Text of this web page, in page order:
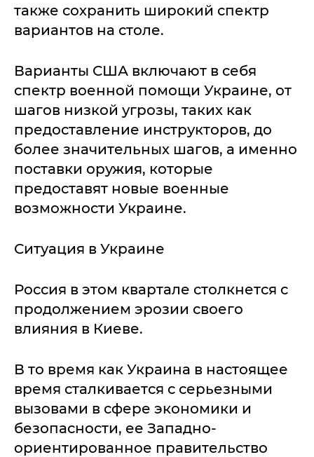
также сохранить широкий спектр
вариантов на столе.
Варианты США включают в себя
спектр военной помощи Украине, от
шагов низкой угрозы, таких как
предоставление инструкторов, до
более значительных шагов, а именно
поставки оружия, которые
предоставят новые военные
возможности Украине.
Ситуация в Украине
Россия в этом квартале столкнется с
продолжением эрозии своего
влияния в Киеве.
В то время как Украина в настоящее
время сталкивается с серьезными
вызовами в сфере экономики и
безопасности, ее Западно-
ориентированное правительство